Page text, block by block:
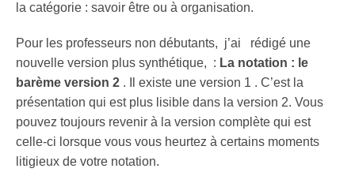
la catégorie : savoir être ou à organisation.
Pour les professeurs non débutants, j’ai rédigé une
nouvelle version plus synthétique, : La notation : le
barème version 2 . Il existe une version 1 . C’est la
présentation qui est plus lisible dans la version 2. Vous
pouvez toujours revenir à la version complète qui est
celle-ci lorsque vous vous heurtez à certains moments
litigieux de votre notation.